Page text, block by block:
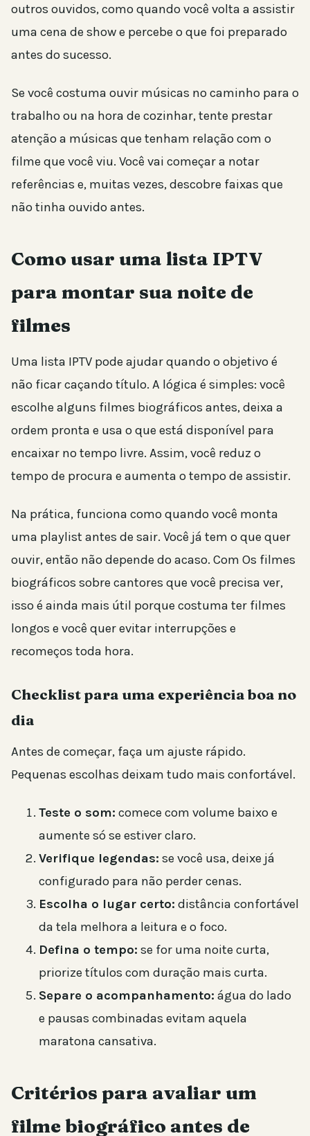
outros ouvidos, como quando você volta a assistir
uma cena de show e percebe o que foi preparado
antes do sucesso.
Se você costuma ouvir músicas no caminho para o
trabalho ou na hora de cozinhar, tente prestar
atenção a músicas que tenham relação com o
filme que você viu. Você vai começar a notar
referências e, muitas vezes, descobre faixas que
não tinha ouvido antes.
Como usar uma lista IPTV
para montar sua noite de
filmes
Uma lista IPTV pode ajudar quando o objetivo é
não ficar caçando título. A lógica é simples: você
escolhe alguns filmes biográficos antes, deixa a
ordem pronta e usa o que está disponível para
encaixar no tempo livre. Assim, você reduz o
tempo de procura e aumenta o tempo de assistir.
Na prática, funciona como quando você monta
uma playlist antes de sair. Você já tem o que quer
ouvir, então não depende do acaso. Com Os filmes
biográficos sobre cantores que você precisa ver,
isso é ainda mais útil porque costuma ter filmes
longos e você quer evitar interrupções e
recomeços toda hora.
Checklist para uma experiência boa no
dia
Antes de começar, faça um ajuste rápido.
Pequenas escolhas deixam tudo mais confortável.
Teste o som: comece com volume baixo e
aumente só se estiver claro.
Verifique legendas: se você usa, deixe já
configurado para não perder cenas.
Escolha o lugar certo: distância confortável
da tela melhora a leitura e o foco.
Defina o tempo: se for uma noite curta,
priorize títulos com duração mais curta.
Separe o acompanhamento: água do lado
e pausas combinadas evitam aquela
maratona cansativa.
Critérios para avaliar um
filme biográfico antes de